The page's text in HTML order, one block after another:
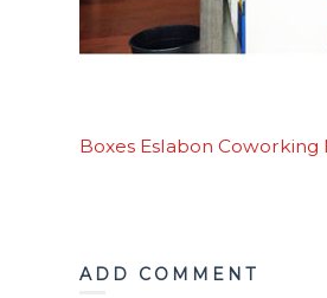
Boxes Eslabon Coworking
ADD COMMENT